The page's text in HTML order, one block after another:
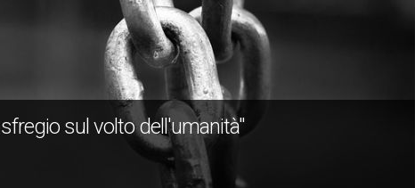
sul volto dell'umanità"